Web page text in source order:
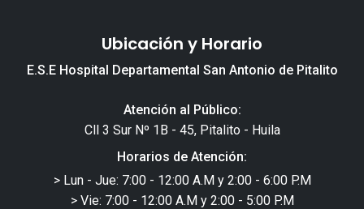
Ubicación y Horario
E.S.E Hospital Departamental San Antonio de Pitalito
Atención al Público:
Cll 3 Sur Nº 1B - 45, Pitalito - Huila
Horarios de Atención:
> Lun - Jue: 7:00 - 12:00 A.M y 2:00 - 6:00 P.M
> Vie: 7:00 - 12:00 A.M y 2:00 - 5:00 P.M